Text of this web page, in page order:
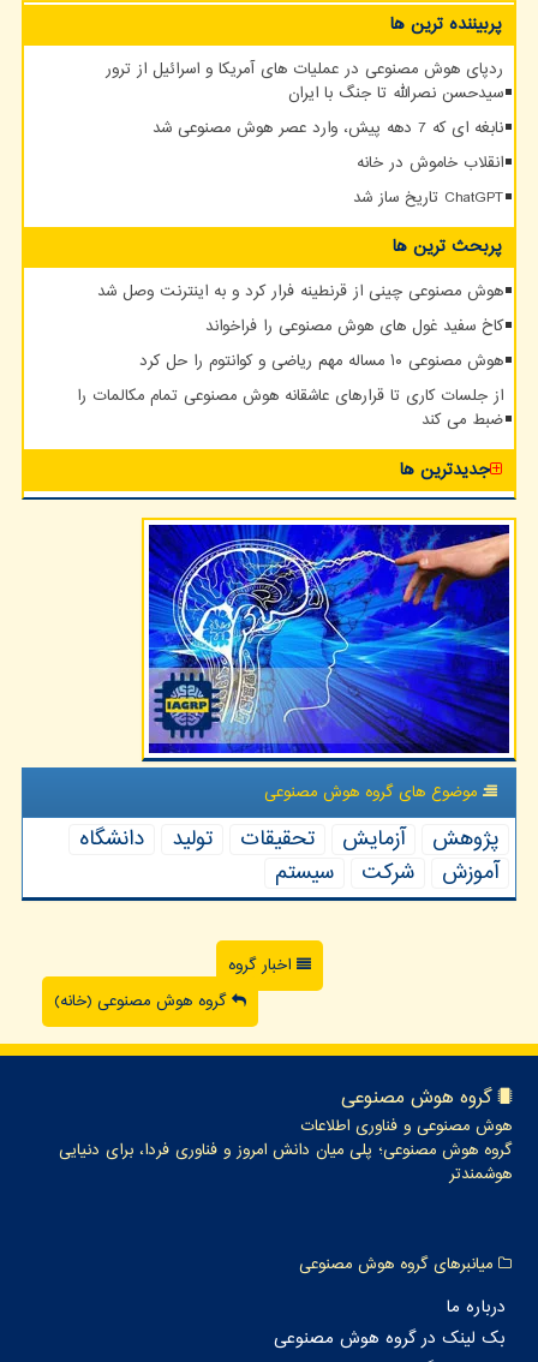
پربیننده ترین ها
ردپای هوش مصنوعی در عملیات های آمریکا و اسرائیل از ترور
سیدحسن نصرالله تا جنگ با ایران
نابغه ای که 7 دهه پیش، وارد عصر هوش مصنوعی شد
انقلاب خاموش در خانه
ChatGPT تاریخ ساز شد
پربحث ترین ها
هوش مصنوعی چینی از قرنطینه فرار کرد و به اینترنت وصل شد
کاخ سفید غول های هوش مصنوعی را فراخواند
هوش مصنوعی ۱۰ مساله مهم ریاضی و کوانتوم را حل کرد
از جلسات کاری تا قرارهای عاشقانه هوش مصنوعی تمام مکالمات را
ضبط می کند
جدیدترین ها
موضوع های گروه هوش مصنوعی
پژوهش آزمایش تحقیقات تولید
دانشگاه
آموزش
شركت سیستم
اخبار گروه
گروه هوش مصنوعی (خانه)
گروه هوش مصنوعی
هوش مصنوعی و فناوری اطلاعات
گروه هوش مصنوعی؛ پلی میان دانش امروز و فناوری فردا، برای دنیایی
هوشمندتر
میانبرهای گروه هوش مصنوعی
درباره ما
بک لینک در گروه هوش مصنوعی